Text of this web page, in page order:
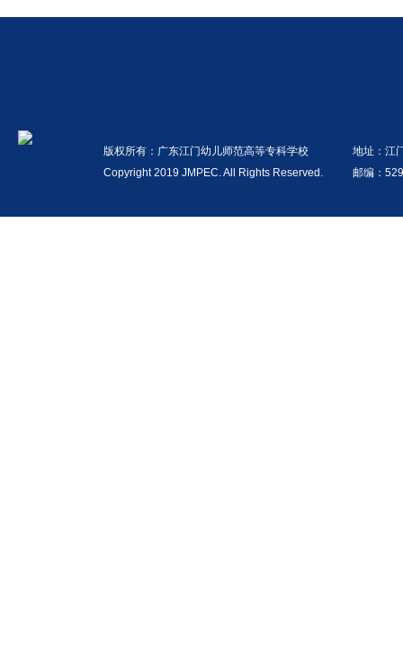
版权所有：广东江门幼儿师范高等专科学校
地址：江
Copyright 2019 JMPEC. All Rights Reserved.
邮编：